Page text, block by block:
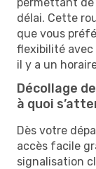
délai. Cette
que vous
flexibilité avec
il y a un
Décollage
à quoi
Dès votre
accès facile
signalisation